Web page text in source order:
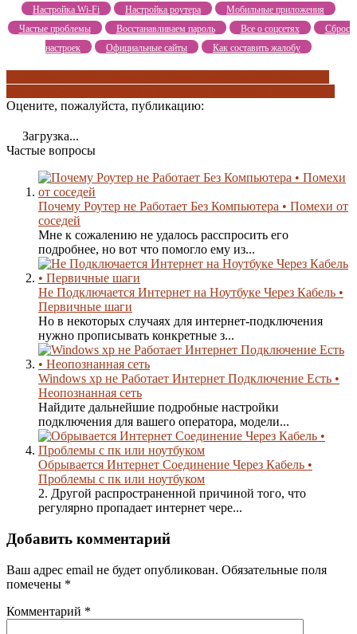
Настройка Wi-Fi Настройка роутера
Мобильные приложения
Частые проблемы
Восстанавливаем пароль Все о соцсетях
Сброс
настроек
Официальные сайты Как составить жалобу
Оцените, пожалуйста, публикацию:
Загрузка...
Частые вопросы
Почему Роутер не Работает Без Компьютера • Помехи от
соседей
Мне к сожалению не удалось расспросить его
подробнее, но вот что помогло ему из...
Не Подключается Интернет на Ноутбуке Через Кабель •
Первичные шаги
Но в некоторых случаях для интернет-подключения
нужно прописывать конкретные з...
Windows xp не Работает Интернет Подключение Есть •
Неопознанная сеть
Найдите дальнейшие подробные настройки
подключения для вашего оператора, модели...
Обрывается Интернет Соединение Через Кабель •
Проблемы с пк или ноутбуком
2. Другой распространенной причиной того, что
регулярно пропадает интернет чере...
Добавить комментарий
Ваш адрес email не будет опубликован. Обязательные поля
помечены *
Комментарий *